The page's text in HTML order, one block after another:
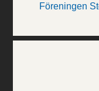
Föreningen